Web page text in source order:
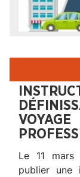
Le 11
publier une